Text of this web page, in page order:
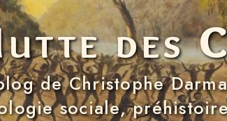
des
de Christophe
sociale,